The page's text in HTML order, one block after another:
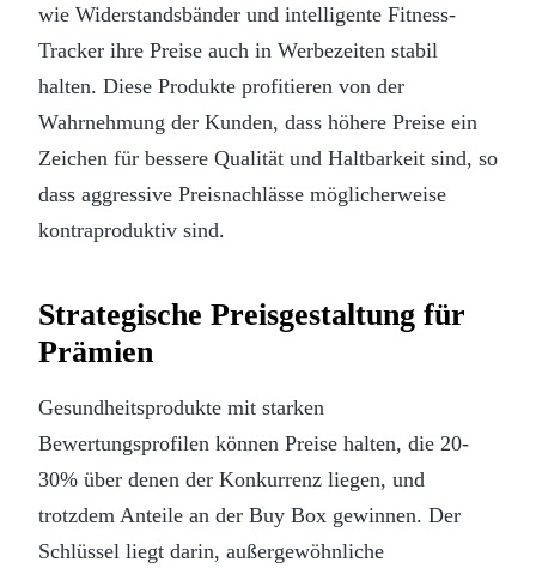
wie Widerstandsbänder und intelligente Fitness-
Tracker ihre Preise auch in Werbezeiten stabil
halten. Diese Produkte profitieren von der
Wahrnehmung der Kunden, dass höhere Preise ein
Zeichen für bessere Qualität und Haltbarkeit sind, so
dass aggressive Preisnachlässe möglicherweise
kontraproduktiv sind.
Strategische Preisgestaltung für
Prämien
Gesundheitsprodukte mit starken
Bewertungsprofilen können Preise halten, die 20-
30% über denen der Konkurrenz liegen, und
trotzdem Anteile an der Buy Box gewinnen. Der
Schlüssel liegt darin, außergewöhnliche